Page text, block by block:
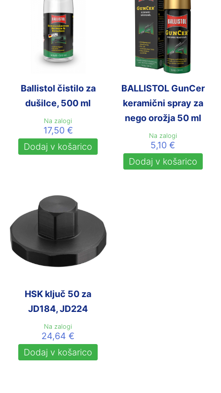
Ballistol čistilo za
dušilce, 500 ml
Na zalogi
17,50 €
Dodaj v košarico
BALLISTOL GunCer
keramični spray za
nego orožja 50 ml
Na zalogi
5,10€
Dodaj v košarico
HSK ključ 50 za
JD184, JD224
Na zalogi
24,64€
Dodaj v košarico